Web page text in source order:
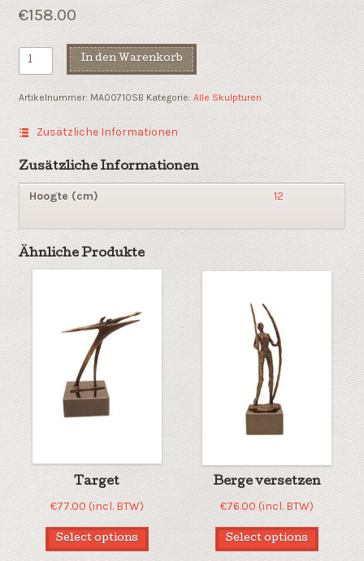
€158.00
Karnaval
Prinsen
In den Warenkorb
Artikelnummer: MA00710SB Kategorie: Alle Skulpturen
Zusätzliche Informationen
Zusätzliche Informationen
Hoogte (cm) 12
Ähnliche Produkte
Target
€77.00 (incl. BTW)
Select options
Berge versetzen
€76.00 (incl. BTW)
Select options